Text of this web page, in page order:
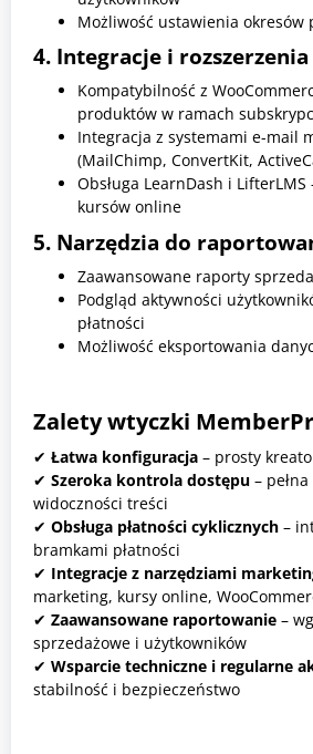
Możliwość ustawienia okresów
4. Integracje i rozszerzenia
Kompatybilność z
produktów w ramach
Integracja z systemami e-mail
(MailChimp, ConvertKit,
Obsługa LearnDash i
kursów online
5. Narzędzia do
Zaawansowane raporty
Podgląd aktywności
płatności
Możliwość eksportowania
Zalety wtyczki
✔ Łatwa konfiguracja – prosty
✔ Szeroka kontrola dostępu –
widoczności treści
✔ Obsługa płatności cyklicznych –
bramkami płatności
✔ Integracje z narzędziami
marketing, kursy online,
✔ Zaawansowane raportowanie –
sprzedażowe i użytkowników
✔ Wsparcie techniczne i regularne
stabilność i bezpieczeństwo